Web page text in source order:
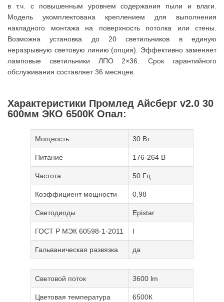
в т.ч. с повышенным уровнем содержания пыли и влаги.
Модель укомплектована креплением для выполнения
накладного монтажа на поверхность потолка или стены.
Возможна установка до 20 светильников в единую
неразрывную световую линию (опция). Эффективно заменяет
ламповые светильники ЛПО 2×36. Срок гарантийного
обслуживания составляет 36 месяцев.
Характеристики Промлед Айсберг v2.0 30
600мм ЭКО 6500К Опал:
Мощность 30 Вт
Питание 176-264 В
Частота 50 Гц
Коэффициент мощности 0,98
Светодиоды Epistar
ГОСТ Р МЭК 60598-1-2011 I
Гальваническая развязка да
Световой поток 3600 lm
Цветовая температура 6500К